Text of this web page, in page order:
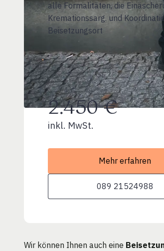
alle Formalitäten, die
Kremationssarg. und
Beisetzungsort
2.450 €
inkl. MwSt.
Mehr erfahren
089 21524988
Wir können Ihnen auch eine